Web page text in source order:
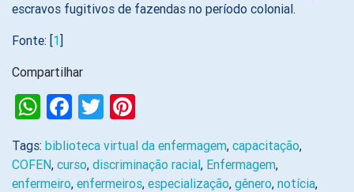
escravos fugitivos de fazendas no período colonial.
Fonte: [1]
Compartilhar
WhatsApp
Facebook
Twitter
Tags: biblioteca virtual da enfermagem, capacitação,
COFEN, curso, discriminação racial, Enfermagem,
enfermeiro, enfermeiros, especialização, gênero, notícia,